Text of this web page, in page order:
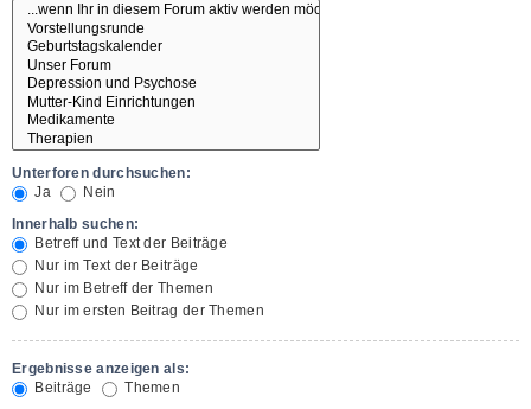
Unterforen durchsuchen:
Ja
Nein
Innerhalb suchen:
Betreff und Text der Beiträge
Nur im Text der Beiträge
Nur im Betreff der Themen
Nur im ersten Beitrag der Themen
Ergebnisse anzeigen als:
Beiträge
Themen